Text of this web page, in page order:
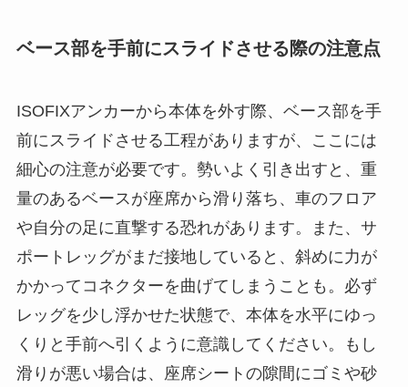
ベース部を手前にスライドさせる際の注意点
ISOFIXアンカーから本体を外す際、ベース部を手
前にスライドさせる工程がありますが、ここには
細心の注意が必要です。勢いよく引き出すと、重
量のあるベースが座席から滑り落ち、車のフロア
や自分の足に直撃する恐れがあります。また、サ
ポートレッグがまだ接地していると、斜めに力が
かかってコネクターを曲げてしまうことも。必ず
レッグを少し浮かせた状態で、本体を水平にゆっ
くりと手前へ引くように意識してください。もし
滑りが悪い場合は、座席シートの隙間にゴミや砂